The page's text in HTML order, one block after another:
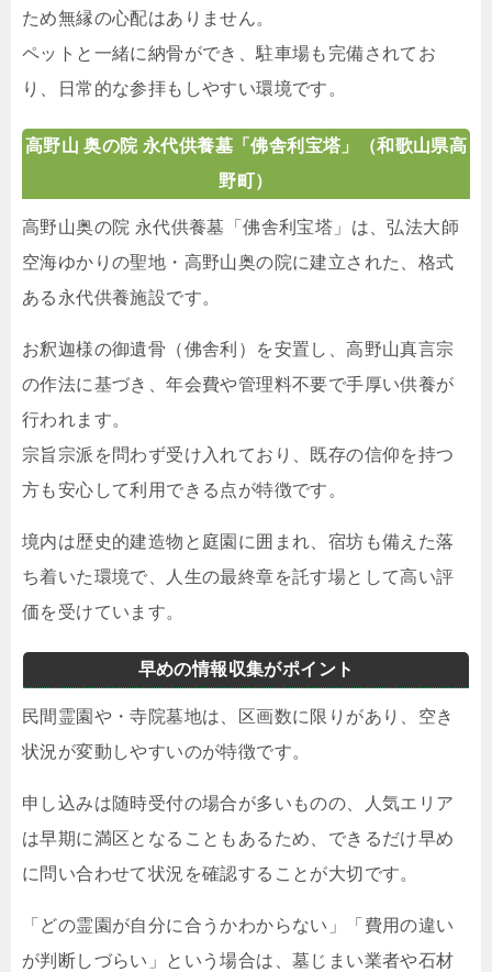
ため無縁の心配はありません。
ペットと一緒に納骨ができ、駐車場も完備されてお
り、日常的な参拝もしやすい環境です。
高野山 奥の院 永代供養墓「佛舎利宝塔」
（和歌山県高
野町）
高野山奥の院 永代供養墓「佛舎利宝塔」は、弘法大師
空海ゆかりの聖地・高野山奥の院に建立された、格式
ある永代供養施設です。
お釈迦様の御遺骨（佛舎利）を安置し、高野山真言宗
の作法に基づき、年会費や管理料不要で手厚い供養が
行われます。
宗旨宗派を問わず受け入れており、既存の信仰を持つ
方も安心して利用できる点が特徴です。
境内は歴史的建造物と庭園に囲まれ、宿坊も備えた落
ち着いた環境で、人生の最終章を託す場として高い評
価を受けています。
早めの情報収集がポイント
民間霊園や・寺院墓地は、区画数に限りがあり、空き
状況が変動しやすいのが特徴です。
申し込みは随時受付の場合が多いものの、人気エリア
は早期に満区となることもあるため、できるだけ早め
に問い合わせて状況を確認することが大切です。
「どの霊園が自分に合うかわからない」「費用の違い
が判断しづらい」という場合は、墓じまい業者や石材